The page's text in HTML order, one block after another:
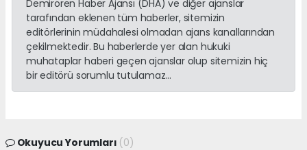
Demirören Haber Ajansı (DHA) ve diğer ajanslar
tarafından eklenen tüm haberler, sitemizin
editörlerinin müdahalesi olmadan ajans kanallarından
çekilmektedir. Bu haberlerde yer alan hukuki
muhataplar haberi geçen ajanslar olup sitemizin hiç
bir editörü sorumlu tutulamaz...
Okuyucu Yorumları (0)